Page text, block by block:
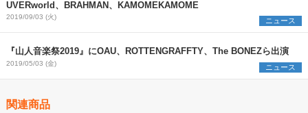
UVERworld、BRAHMAN、KAMOMEKAMOME
2019/09/03 (火) ニュース
『山人音楽祭2019』にOAU、ROTTENGRAFFTY、The BONEZら出演
2019/05/03 (金) ニュース
関連商品